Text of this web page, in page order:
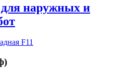
наружных и